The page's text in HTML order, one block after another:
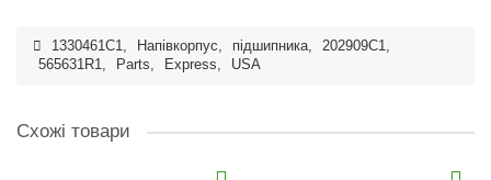
1330461C1, Напівкорпус, підшипника, 202909C1,
565631R1, Parts, Express, USA
Схожі товари